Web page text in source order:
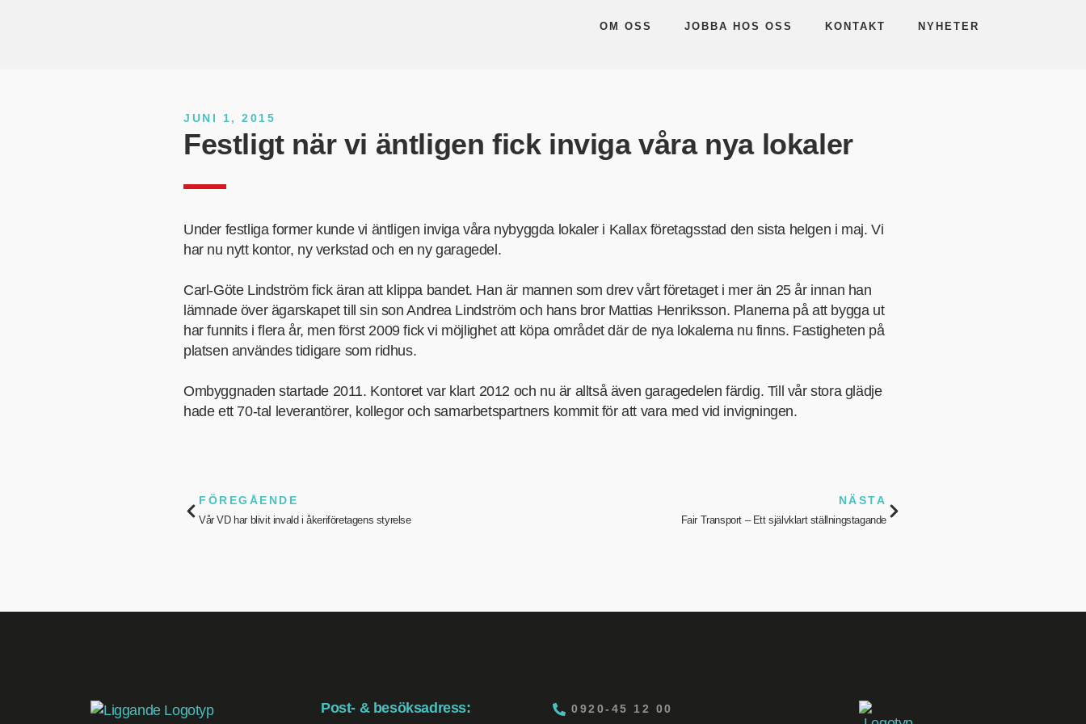
OM OSS JOBBA HOS OSS KONTAKT NYHETER
JUNI 1, 2015
Festligt när vi äntligen fick inviga våra nya lokaler
Under festliga former kunde vi äntligen inviga våra nybyggda lokaler i Kallax företagsstad den sista helgen i maj. Vi
har nu nytt kontor, ny verkstad och en ny garagedel.
Carl-Göte Lindström fick äran att klippa bandet. Han är mannen som drev vårt företaget i mer än 25 år innan han
lämnade över ägarskapet till sin son Andrea Lindström och hans bror Mattias Henriksson. Planerna på att bygga ut
har funnits i flera år, men först 2009 fick vi möjlighet att köpa området där de nya lokalerna nu finns. Fastigheten på
platsen användes tidigare som ridhus.
Ombyggnaden startade 2011. Kontoret var klart 2012 och nu är alltså även garagedelen färdig. Till vår stora glädje
hade ett 70-tal leverantörer, kollegor och samarbetspartners kommit för att vara med vid invigningen.
FÖREGÅENDE
Vår VD har blivit invald i åkeriföretagens styrelse
NÄSTA
Fair Transport – Ett självklart ställningstagande
Post- & besöksadress: 0920-45 12 00